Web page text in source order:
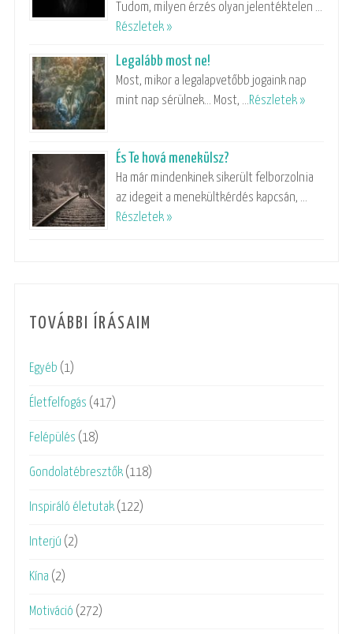
Tudom, milyen érzés olyan jelentéktelen …
Részletek »
Legalább most ne!
Most, mikor a legalapvetőbb jogaink nap
mint nap sérülnek… Most, …Részletek »
És Te hová menekülsz?
Ha már mindenkinek sikerült felborzolnia
az idegeit a menekültkérdés kapcsán, …
Részletek »
TOVÁBBI ÍRÁSAIM
Egyéb (1)
Életfelfogás (417)
Felépülés (18)
Gondolatébresztők (118)
Inspiráló életutak (122)
Interjú (2)
Kína (2)
Motiváció (272)